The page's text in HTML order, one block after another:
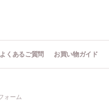
よくあるご質問 お買い物ガイド
ォーム